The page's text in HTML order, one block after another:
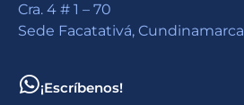
Cra. 4 # 1 – 70
Sede Facatativá, Cundinamarca
¡Escríbenos!